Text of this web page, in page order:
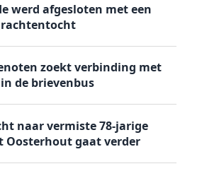
werd afgesloten met een
zoekt verbinding met
de brievenbus
naar vermiste 78-jarige
Oosterhout gaat verder